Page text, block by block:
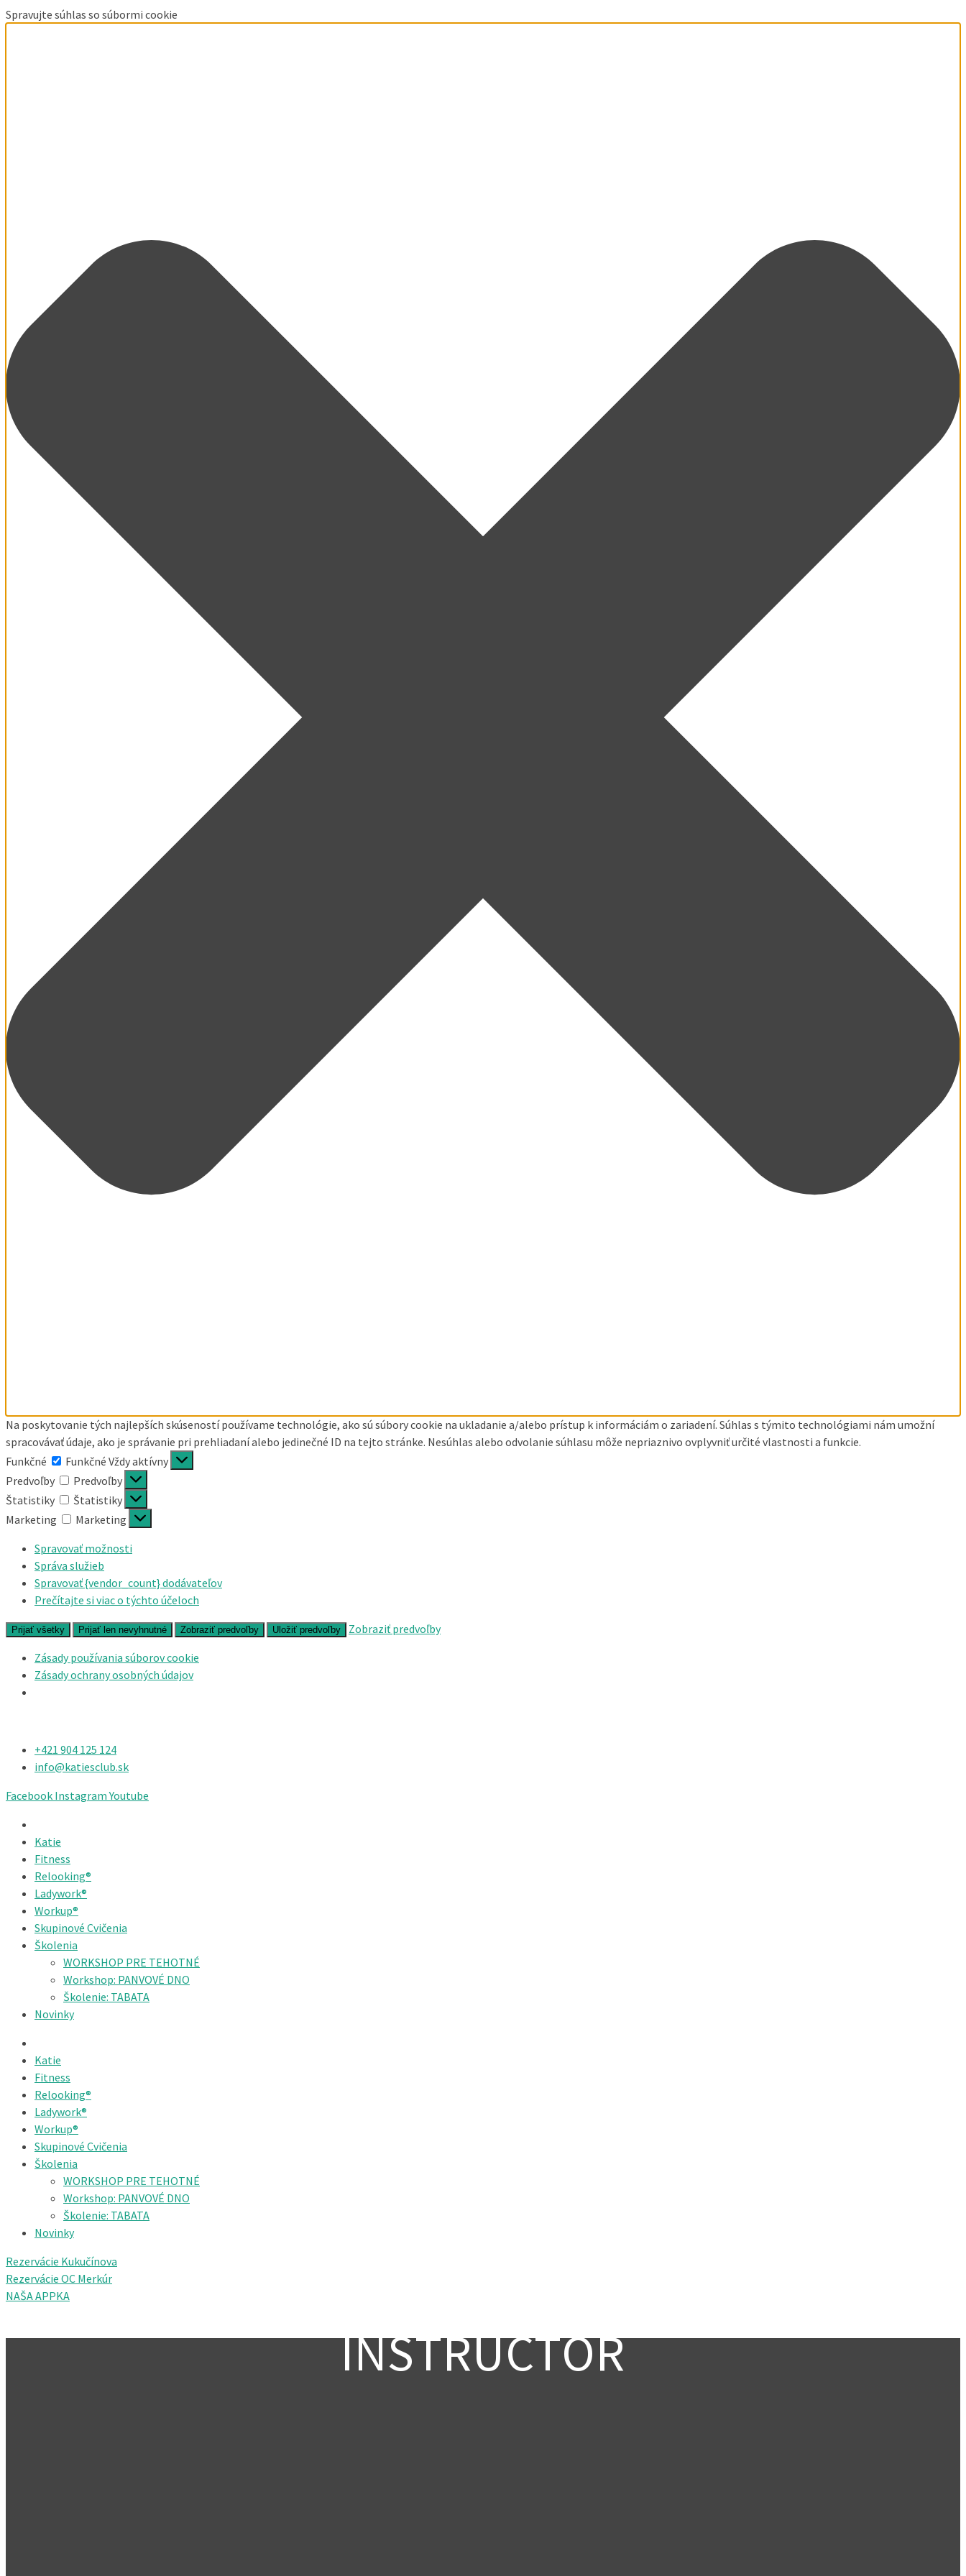
Spravujte súhlas so súbormi cookie
Na poskytovanie tých najlepších skúseností používame technológie, ako sú súbory cookie na ukladanie a/alebo prístup k informáciám o zariadení. Súhlas s týmito technológiami nám umožní
spracovávať údaje, ako je správanie pri prehliadaní alebo jedinečné ID na tejto stránke. Nesúhlas alebo odvolanie súhlasu môže nepriaznivo ovplyvniť určité vlastnosti a funkcie.
Funkčné
Funkčné Vždy aktívny
Predvoľby
Predvoľby
Štatistiky
Štatistiky
Marketing
Marketing
Spravovať možnosti
Správa služieb
Spravovať {vendor_count} dodávateľov
Prečítajte si viac o týchto účeloch
Prijať všetky Prijať len nevyhnutné Zobraziť predvoľby Uložiť predvoľby
Zobraziť predvoľby
Zásady používania súborov cookie
Zásady ochrany osobných údajov
+421 904 125 124​
info@katiesclub.sk
Facebook Instagram Youtube
Katie
Fitness
Relooking®
Ladywork®
Workup®
Skupinové Cvičenia
Školenia
WORKSHOP PRE TEHOTNÉ
Workshop: PANVOVÉ DNO
Školenie: TABATA
Novinky
Katie
Fitness
Relooking®
Ladywork®
Workup®
Skupinové Cvičenia
Školenia
WORKSHOP PRE TEHOTNÉ
Workshop: PANVOVÉ DNO
Školenie: TABATA
Novinky
Rezervácie Kukučínova
Rezervácie OC Merkúr
NAŠA APPKA
INSTRUCTOR